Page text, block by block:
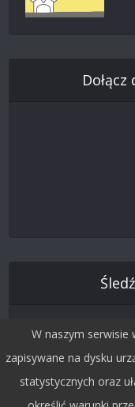
W naszym serwisie
zapisywane na dysku
statystycznych oraz